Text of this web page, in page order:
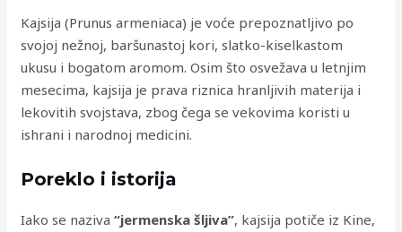
Kajsija (Prunus armeniaca) je voće prepoznatljivo po
svojoj nežnoj, baršunastoj kori, slatko-kiselkastom
ukusu i bogatom aromom. Osim što osvežava u letnjim
mesecima, kajsija je prava riznica hranljivih materija i
lekovitih svojstava, zbog čega se vekovima koristi u
ishrani i narodnoj medicini.
Poreklo i istorija
Iako se naziva“jermenska šljiva”, kajsija potiče iz Kine,